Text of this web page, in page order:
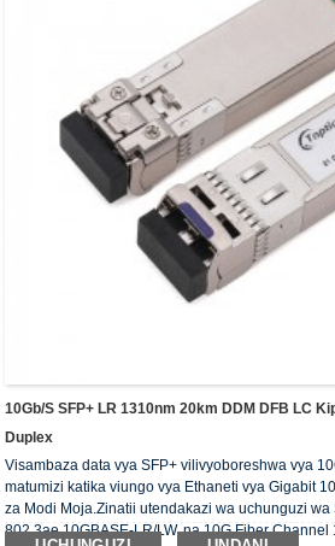
10Gb/s SFP+ LR 1310nm 20km DDM DFB LC
Duplex
Visambaza data vya SFP+ vilivyoboreshwa vya
matumizi katika viungo vya Ethaneti vya Gigabit
za Modi Moja.Zinatii utendakazi wa uchunguzi wa
802.3ae 10GBASE-LR/LW, na 10G Fiber